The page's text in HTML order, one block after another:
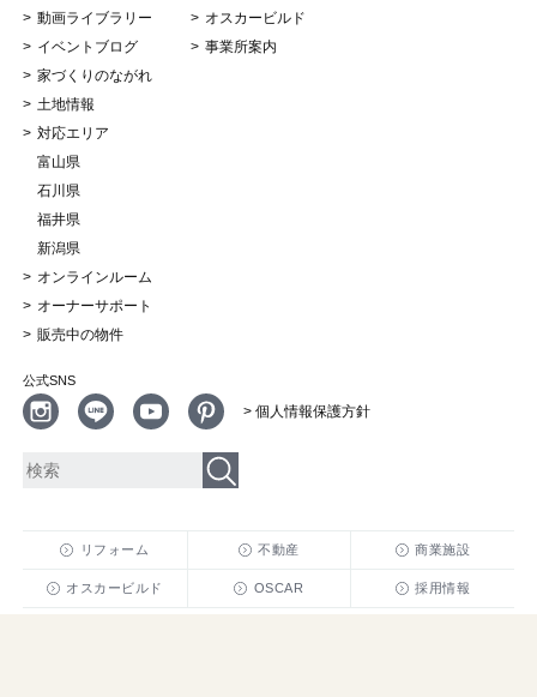
動画ライブラリー
イベントブログ
家づくりのながれ
土地情報
対応エリア
富山県
石川県
福井県
新潟県
オンラインルーム
オーナーサポート
販売中の物件
オスカービルド
事業所案内
公式SNS
> 個人情報保護方針
リフォーム 不動産 商業施設
オスカービルド OSCAR 採用情報